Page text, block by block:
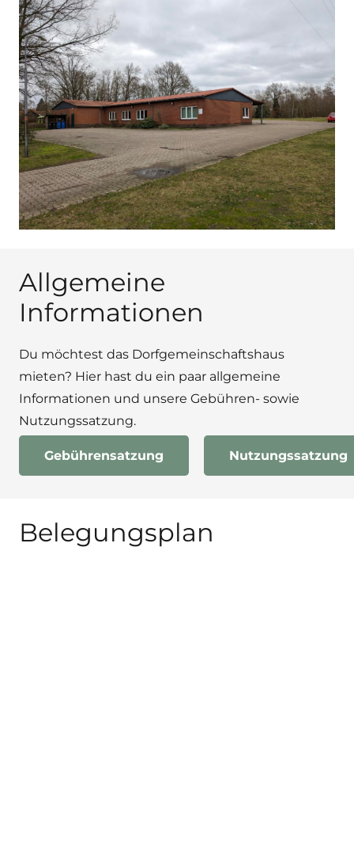
Allgemeine
Informationen
Du möchtest das Dorfgemeinschaftshaus
mieten? Hier hast du ein paar allgemeine
Informationen und unsere Gebühren- sowie
Nutzungssatzung.
Gebührensatzung Nutzungssatzung
Belegungsplan